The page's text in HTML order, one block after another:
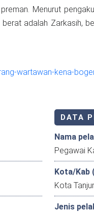
Menurut
berat adalah Zarkasih,
wartawan-kena-
DATA
Nama
Pegawai
Kota/Kab
Kota
Jenis